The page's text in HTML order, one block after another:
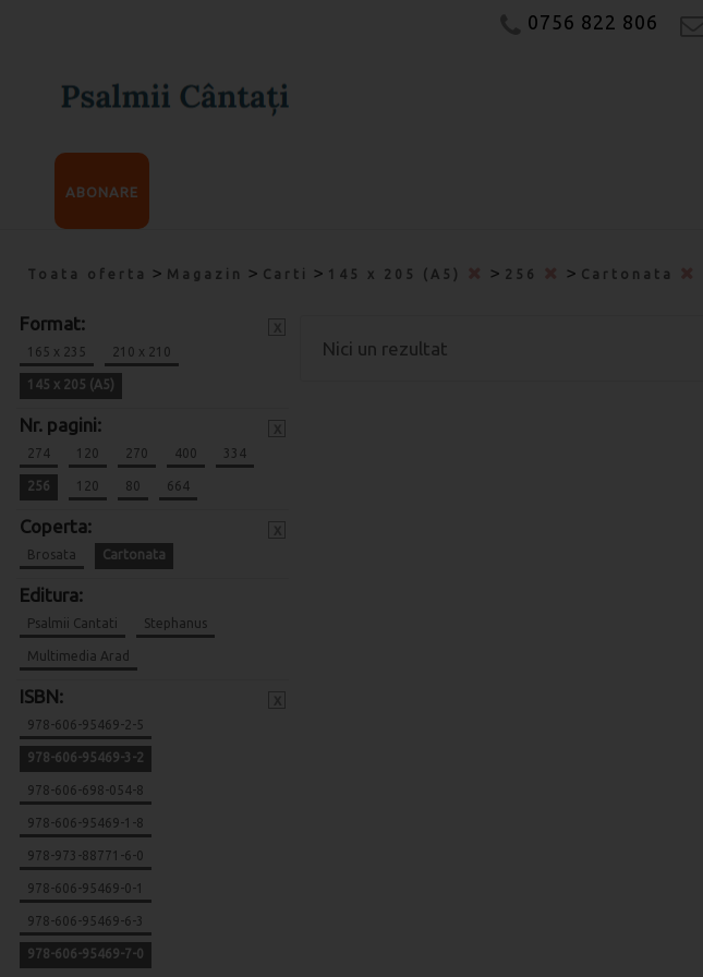
0756 822 806
ABONARE
Toata oferta > Magazin > Carti > 145 x 205 (A5) > 256 > Cartonata
Format:
165 x 235 210 x 210
145 x 205 (A5)
Nr. pagini:
274 120 270 400 334
256 120 80 664
Coperta:
Brosata Cartonata
Editura:
Psalmii Cantati Stephanus
Multimedia Arad
ISBN:
978-606-95469-2-5
978-606-95469-3-2
978-606-698-054-8
978-606-95469-1-8
978-973-88771-6-0
978-606-95469-0-1
978-606-95469-6-3
978-606-95469-7-0
Nici un rezultat